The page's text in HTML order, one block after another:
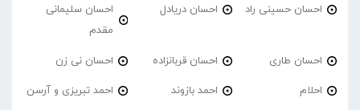
احسان حسینی راد احسان دریادل
احسان سلیمانی
مقدم
احسان طاری احسان قربانزاده احسان نی زن
احلام احمد بازوند احمد تبریزی و آرسن